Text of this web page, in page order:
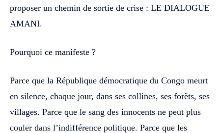
proposer un chemin de sortie de crise : LE DIALOGUE
AMANI.
Pourquoi ce manifeste ?
Parce que la République démocratique du Congo meurt
en silence, chaque jour, dans ses collines, ses forêts, ses
villages. Parce que le sang des innocents ne peut plus
couler dans l’indifférence politique. Parce que les